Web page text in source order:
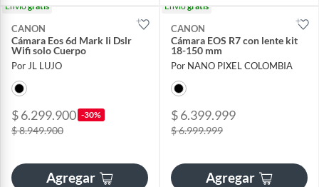
Envíogratis
CANON
Cámara Eos 6d Mark Ii Dslr
Wifi solo Cuerpo
Por JL LUJO
$ 6.299.900 -30%
$ 8.949.900
Agregar
Envíogratis
CANON
Cámara EOS R7 con lente kit
18-150 mm
Por NANO PIXEL COLOMBIA
$ 6.399.999
$ 6.999.999
Agregar